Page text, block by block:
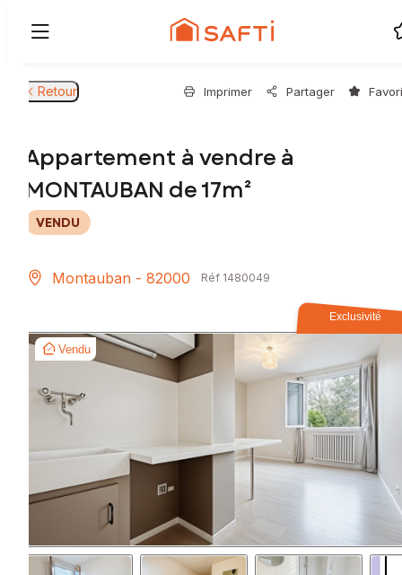
Retour Imprimer Partager
Appartement à vendre à
MONTAUBAN de 17m²
VENDU
Montauban - 82000 Réf 1480049
Exclusivité
Vendu